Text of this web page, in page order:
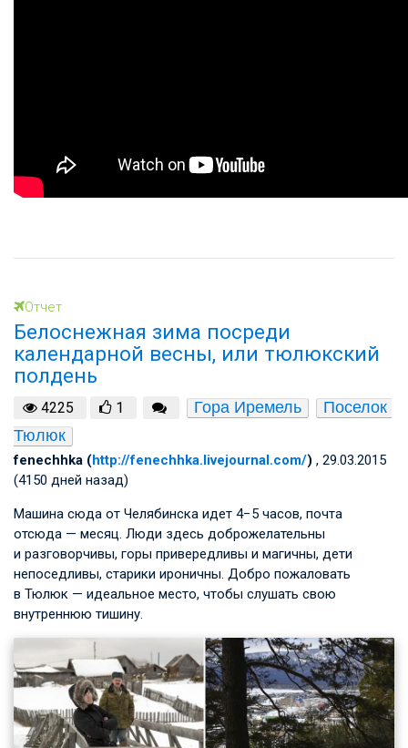
Отчет
Белоснежная зима посреди
календарной весны, или тюлюкский
полдень
4225 1 Гора Иремель
Поселок
Тюлюк
fenechhka (http://fenechhka.livejournal.com/) , 29.03.2015
(4150 дней назад)
Машина сюда от Челябинска идет 4−5 часов, почта
отсюда — месяц. Люди здесь доброжелательны
и разговорчивы, горы привередливы и магичны, дети
непоседливы, старики ироничны. Добро пожаловать
в Тюлюк — идеальное место, чтобы слушать свою
внутреннюю тишину.